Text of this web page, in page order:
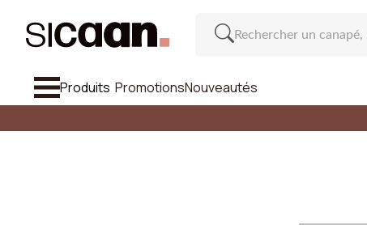
Produits PromotionsNouveautés